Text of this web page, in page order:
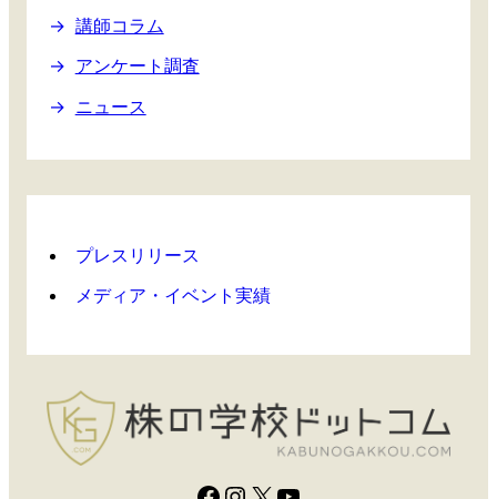
講師コラム
アンケート調査
ニュース
プレスリリース
メディア・イベント実績